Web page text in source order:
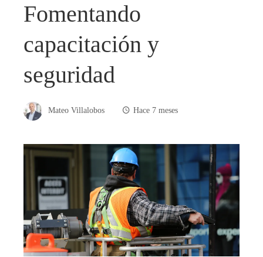
Fomentando
capacitación y
seguridad
Mateo Villalobos Hace 7 meses